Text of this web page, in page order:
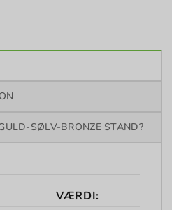
SØLV-BRONZE STAND?
VÆRDI: